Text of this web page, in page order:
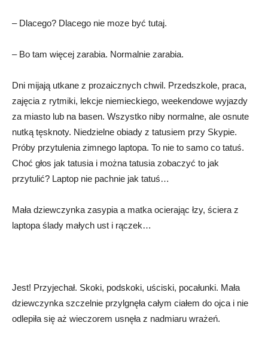
– Dlacego? Dlacego nie moze być tutaj.
– Bo tam więcej zarabia. Normalnie zarabia.
Dni mijają utkane z prozaicznych chwil. Przedszkole, praca,
zajęcia z rytmiki, lekcje niemieckiego, weekendowe wyjazdy
za miasto lub na basen. Wszystko niby normalne, ale osnute
nutką tęsknoty. Niedzielne obiady z tatusiem przy Skypie.
Próby przytulenia zimnego laptopa. To nie to samo co tatuś.
Choć głos jak tatusia i można tatusia zobaczyć to jak
przytulić? Laptop nie pachnie jak tatuś…
Mała dziewczynka zasypia a matka ocierając łzy, ściera z
laptopa ślady małych ust i rączek…
Jest! Przyjechał. Skoki, podskoki, uściski, pocałunki. Mała
dziewczynka szczelnie przylgnęła całym ciałem do ojca i nie
odlepiła się aż wieczorem usnęła z nadmiaru wrażeń.